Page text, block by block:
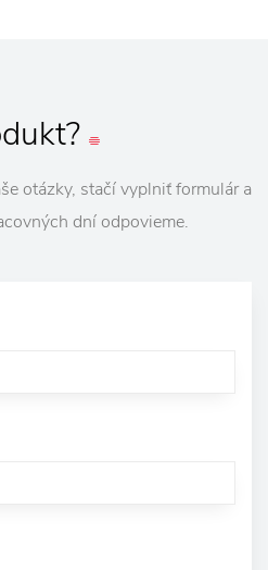
otázky, stačí vyplniť formulár a
dní odpovieme.